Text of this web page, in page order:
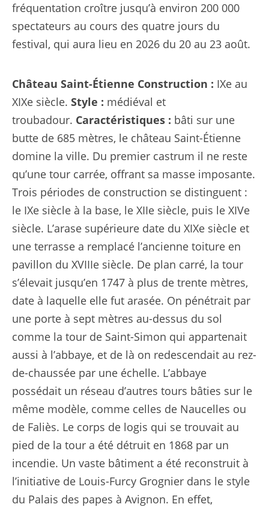
fréquentation croître jusqu’à environ 200 000
spectateurs au cours des quatre jours du
festival, qui aura lieu en 2026 du 20 au 23 août.
Château Saint-Étienne Construction : IXe au
XIXe siècle. Style : médiéval et
troubadour. Caractéristiques : bâti sur une
butte de 685 mètres, le château Saint-Étienne
domine la ville. Du premier castrum il ne reste
qu’une tour carrée, offrant sa masse imposante.
Trois périodes de construction se distinguent :
le IXe siècle à la base, le XIIe siècle, puis le XIVe
siècle. L’arase supérieure date du XIXe siècle et
une terrasse a remplacé l’ancienne toiture en
pavillon du XVIIIe siècle. De plan carré, la tour
s’élevait jusqu’en 1747 à plus de trente mètres,
date à laquelle elle fut arasée. On pénétrait par
une porte à sept mètres au-dessus du sol
comme la tour de Saint-Simon qui appartenait
aussi à l’abbaye, et de là on redescendait au rez-
de-chaussée par une échelle. L’abbaye
possédait un réseau d’autres tours bâties sur le
même modèle, comme celles de Naucelles ou
de Faliès. Le corps de logis qui se trouvait au
pied de la tour a été détruit en 1868 par un
incendie. Un vaste bâtiment a été reconstruit à
l’initiative de Louis-Furcy Grognier dans le style
du Palais des papes à Avignon. En effet,